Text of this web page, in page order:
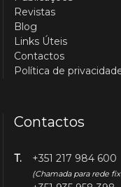
Revistas
Blog
Links Úteis
Contactos
Política de
Contactos
T. +351 217 984 600
(Chamada para rede